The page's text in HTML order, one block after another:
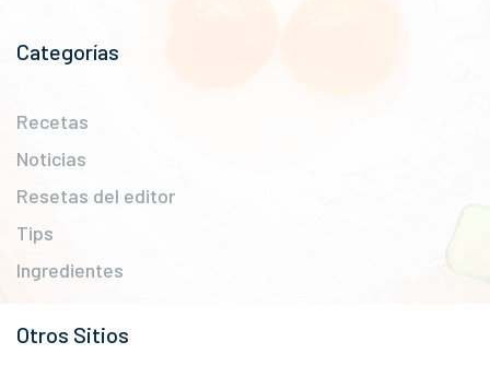
Categorías
Recetas
Noticias
Resetas del editor
Tips
Ingredientes
Otros Sitios